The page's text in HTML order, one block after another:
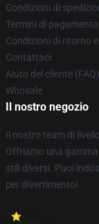
Condizioni di
Termini di pagamento
Condizioni di ritorno
Contattaci
Aiuto del cliente (FAQ)
Whosale
Il nostro negozio
Il nostro team di
Offriamo una
stili diversi. Puoi
per divertimento!